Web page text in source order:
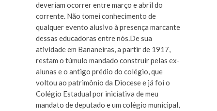
deveriam ocorrer entre março e abril do
corrente. Não tomei conhecimento de
qualquer evento alusivo à presença marcante
dessas educadoras entre nós.De sua
atividade em Bananeiras, a partir de 1917,
restam o túmulo mandado construir pelas ex-
alunas e o antigo prédio do colégio, que
voltou ao patrimônio da Diocese e já foi o
Colégio Estadual por iniciativa de meu
mandato de deputado e um colégio municipal,